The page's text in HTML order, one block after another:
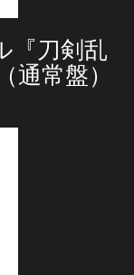
『刀剣乱
通常盤）